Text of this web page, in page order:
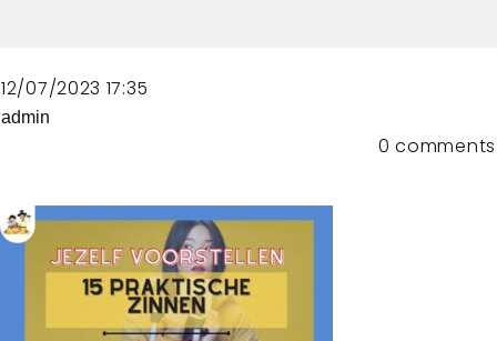
12/07/2023 17:35
admin
0 comments